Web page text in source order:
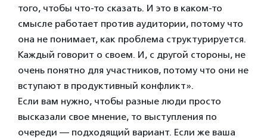
того, чтобы что-то сказать. И это в каком-то
смысле работает против аудитории, потому что
она не понимает, как проблема структурируется.
Каждый говорит о своем. И, с другой стороны, не
очень понятно для участников, потому что они не
вступают в продуктивный конфликт».
Если вам нужно, чтобы разные люди просто
высказали свое мнение, то выступления по
очереди — подходящий вариант. Если же ваша